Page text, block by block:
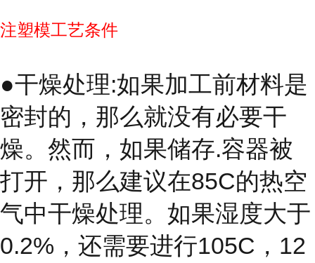
注塑模工艺条件
●干燥处理:如果加工前材料是
密封的，那么就没有必要干
燥。然而，如果储存.容器被
打开，那么建议在85C的热空
气中干燥处理。如果湿度大于
0.2%，还需要进行105C，12